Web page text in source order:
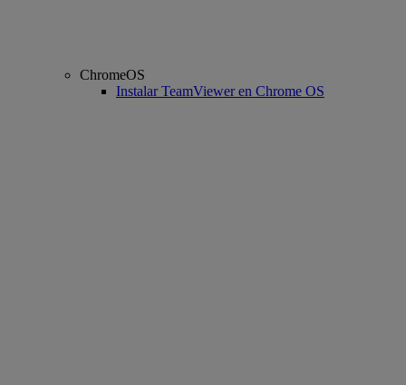
ChromeOS
Instalar TeamViewer en Chrome OS